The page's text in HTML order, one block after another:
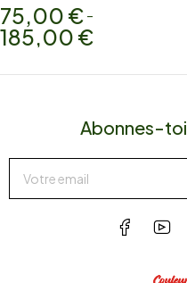
75,00 € –
185,00 €
Abonnes-toi